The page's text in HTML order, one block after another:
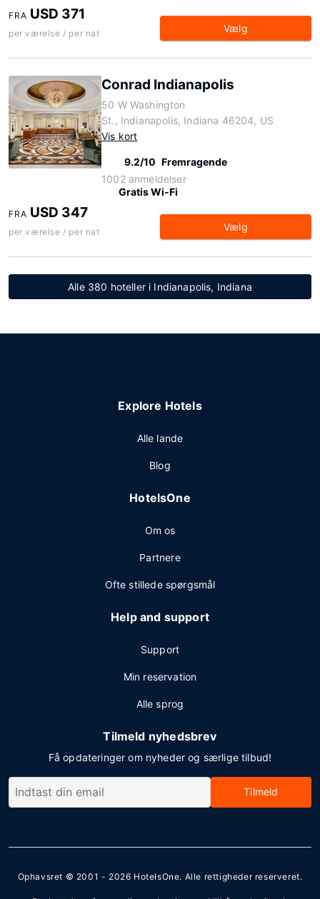
FRA USD 371
per værelse / per nat Vælg
Conrad Indianapolis
50 W Washington
St., Indianapolis, Indiana 46204, US
Vis kort
9.2/10 Fremragende
1002 anmeldelser
Gratis Wi-Fi
FRA USD 347
per værelse / per nat Vælg
Alle 380 hoteller i Indianapolis, Indiana
Explore Hotels
Alle lande
Blog
HotelsOne
Om os
Partnere
Ofte stillede spørgsmål
Help and support
Support
Min reservation
Alle sprog
Tilmeld nyhedsbrev
Få opdateringer om nyheder og særlige tilbud!
Tilmeld
Ophavsret © 2001 - 2026 HotelsOne. Alle rettigheder reserveret.